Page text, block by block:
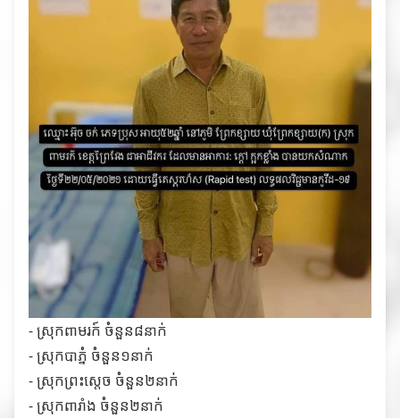
⁃ ស្រុកពាមរក៍ ចំនួន៨នាក់
⁃ ស្រុកបាភ្នំ ចំនួន១នាក់
⁃ ស្រុកព្រះស្តេច ចំនួន២នាក់
⁃ ស្រុកពារាំង ចំនួន២នាក់